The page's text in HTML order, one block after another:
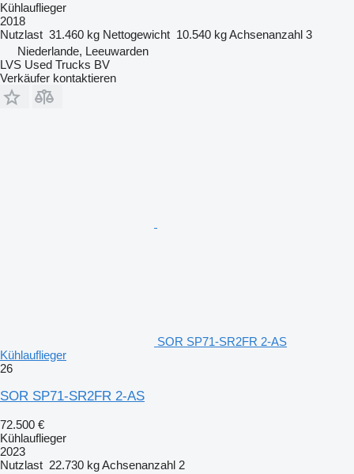
Kühlauflieger
2018
Nutzlast 31.460 kg Nettogewicht 10.540 kgAchsenanzahl 3
Niederlande, Leeuwarden
LVS Used Trucks BV
Verkäufer kontaktieren
SOR SP71-SR2FR 2-AS
Kühlauflieger
26
SOR SP71-SR2FR 2-AS
72.500 €
Kühlauflieger
2023
Nutzlast 22.730 kgAchsenanzahl 2